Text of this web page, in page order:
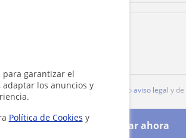
para garantizar el
los anuncios y
Política de Cookies y
Al hacer clic, aceptas nuestroaviso legal y de
Contactar ahora